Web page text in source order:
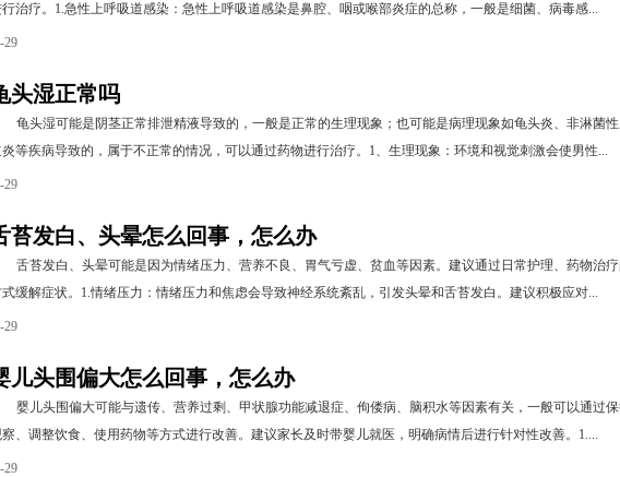
治疗。1.急性上呼吸道感染：急性上呼吸道感染是鼻腔、咽或喉部炎症的总称，一般是细菌、病毒感...
29
头湿正常吗
龟头湿可能是阴茎正常排泄精液导致的，一般是正常的生理现象；也可能是病理现象如龟头炎、非淋菌
等疾病导致的，属于不正常的情况，可以通过药物进行治疗。1、生理现象：环境和视觉刺激会使男性...
29
苔发白、头晕怎么回事，怎么办
舌苔发白、头晕可能是因为情绪压力、营养不良、胃气亏虚、贫血等因素。建议通过日常护理、药物治
缓解症状。1.情绪压力：情绪压力和焦虑会导致神经系统紊乱，引发头晕和舌苔发白。建议积极应对...
29
儿头围偏大怎么回事，怎么办
婴儿头围偏大可能与遗传、营养过剩、甲状腺功能减退症、佝偻病、脑积水等因素有关，一般可以通过
、调整饮食、使用药物等方式进行改善。建议家长及时带婴儿就医，明确病情后进行针对性改善。1....
29